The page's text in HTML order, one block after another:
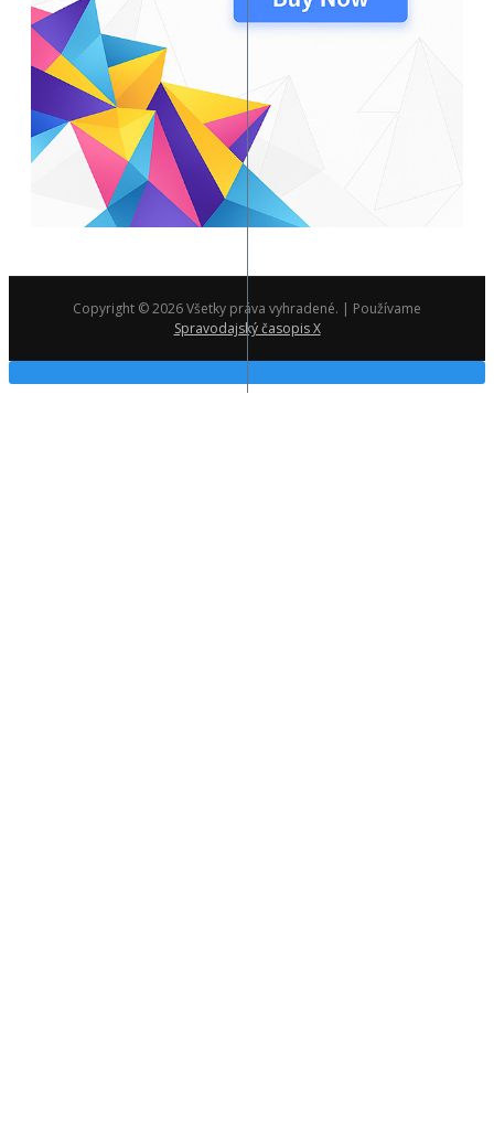
Copyright © 2026 Všetky práva vyhradené. | Používame
Spravodajský časopis X